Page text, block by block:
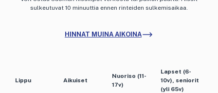
sulkeutuvat 10 minuuttia ennen rinteiden sulkemisaikaa.
HINNAT MUINA AIKOINA
Lippu Aikuiset
Nuoriso (11-
17v)
Lapset (6-
10v), seniorit
(yli 65v)